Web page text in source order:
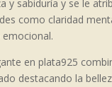
y sabiduría y se le
como claridad
emocional.
en plata925
destacando la